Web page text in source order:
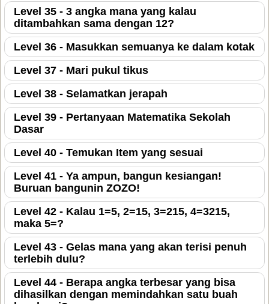
Level 35 - 3 angka mana yang kalau
ditambahkan sama dengan 12?
Level 36 - Masukkan semuanya ke dalam kotak
Level 37 - Mari pukul tikus
Level 38 - Selamatkan jerapah
Level 39 - Pertanyaan Matematika Sekolah
Dasar
Level 40 - Temukan Item yang sesuai
Level 41 - Ya ampun, bangun kesiangan!
Buruan bangunin ZOZO!
Level 42 - Kalau 1=5, 2=15, 3=215, 4=3215,
maka 5=?
Level 43 - Gelas mana yang akan terisi penuh
terlebih dulu?
Level 44 - Berapa angka terbesar yang bisa
dihasilkan dengan memindahkan satu buah